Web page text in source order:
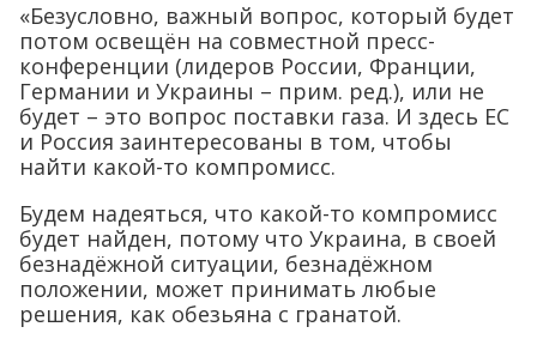
«Безусловно, важный вопрос, который будет
потом освещён на совместной пресс-
конференции (лидеров России, Франции,
Германии и Украины – прим. ред.), или не
будет – это вопрос поставки газа. И здесь ЕС
и Россия заинтересованы в том, чтобы
найти какой-то компромисс.
Будем надеяться, что какой-то компромисс
будет найден, потому что Украина, в своей
безнадёжной ситуации, безнадёжном
положении, может принимать любые
решения, как обезьяна с гранатой.